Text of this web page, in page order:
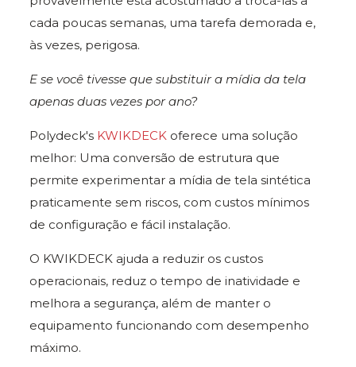
cada poucas semanas, uma tarefa demorada e,
às vezes, perigosa.
E se você tivesse que substituir a mídia da tela
apenas duas vezes por ano?
Polydeck's KWIKDECKoferece uma solução
melhor: Uma conversão de estrutura que
permite experimentar a mídia de tela sintética
praticamente sem riscos, com custos mínimos
de configuração e fácil instalação.
O KWIKDECK ajuda a reduzir os custos
operacionais, reduz o tempo de inatividade e
melhora a segurança, além de manter o
equipamento funcionando com desempenho
máximo.